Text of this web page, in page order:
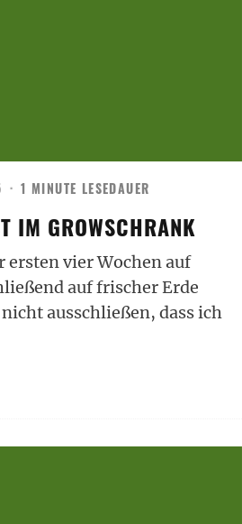
· 1 MINUTE LESEDAUER
IM GROWSCHRANK
ersten vier Wochen auf
auf frischer Erde
ausschließen, dass ich